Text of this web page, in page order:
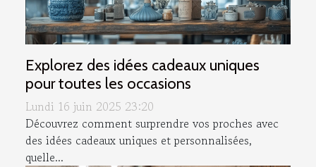
Explorez des idées cadeaux uniques
pour toutes les occasions
Lundi 16 juin 2025 23:20
Découvrez comment surprendre vos proches avec
des idées cadeaux uniques et personnalisées,
quelle...